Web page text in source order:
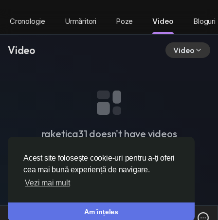
Acest site folosește cookie-uri pentru a-ți oferi
cea mai bună experiență de navigare.
Vezi mai mult
Am înțeles
Cronologie Urmăritori Poze Video Bloguri
Video Video
raketica31 doesn't have videos